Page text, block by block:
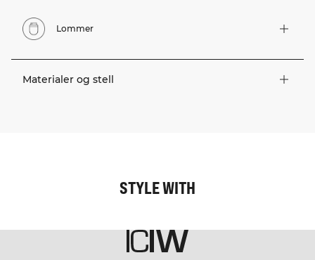
Lommer
Materialer og stell
STYLE WITH